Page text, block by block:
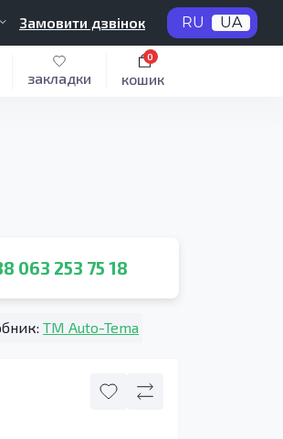
Замовити дзвінок RU UA
закладки кошик
0
063 253 75 18
TM Auto-Tema